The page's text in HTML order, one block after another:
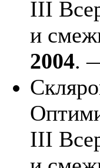
III
и
2004.
III